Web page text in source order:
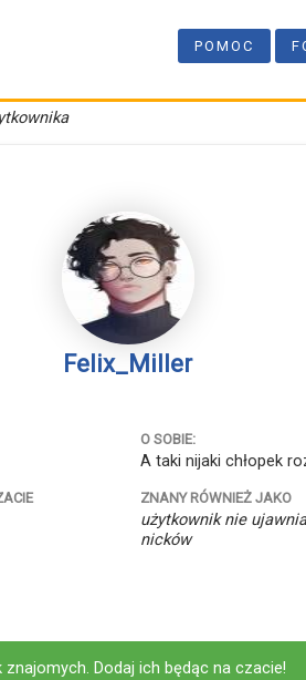
POMOC
Felix_Miller
O SOBIE:
A taki nijaki chłopek
ZNANY RÓWNIEŻ JAKO
użytkownik nie
nicków
znajomych. Dodaj ich będąc na czacie!